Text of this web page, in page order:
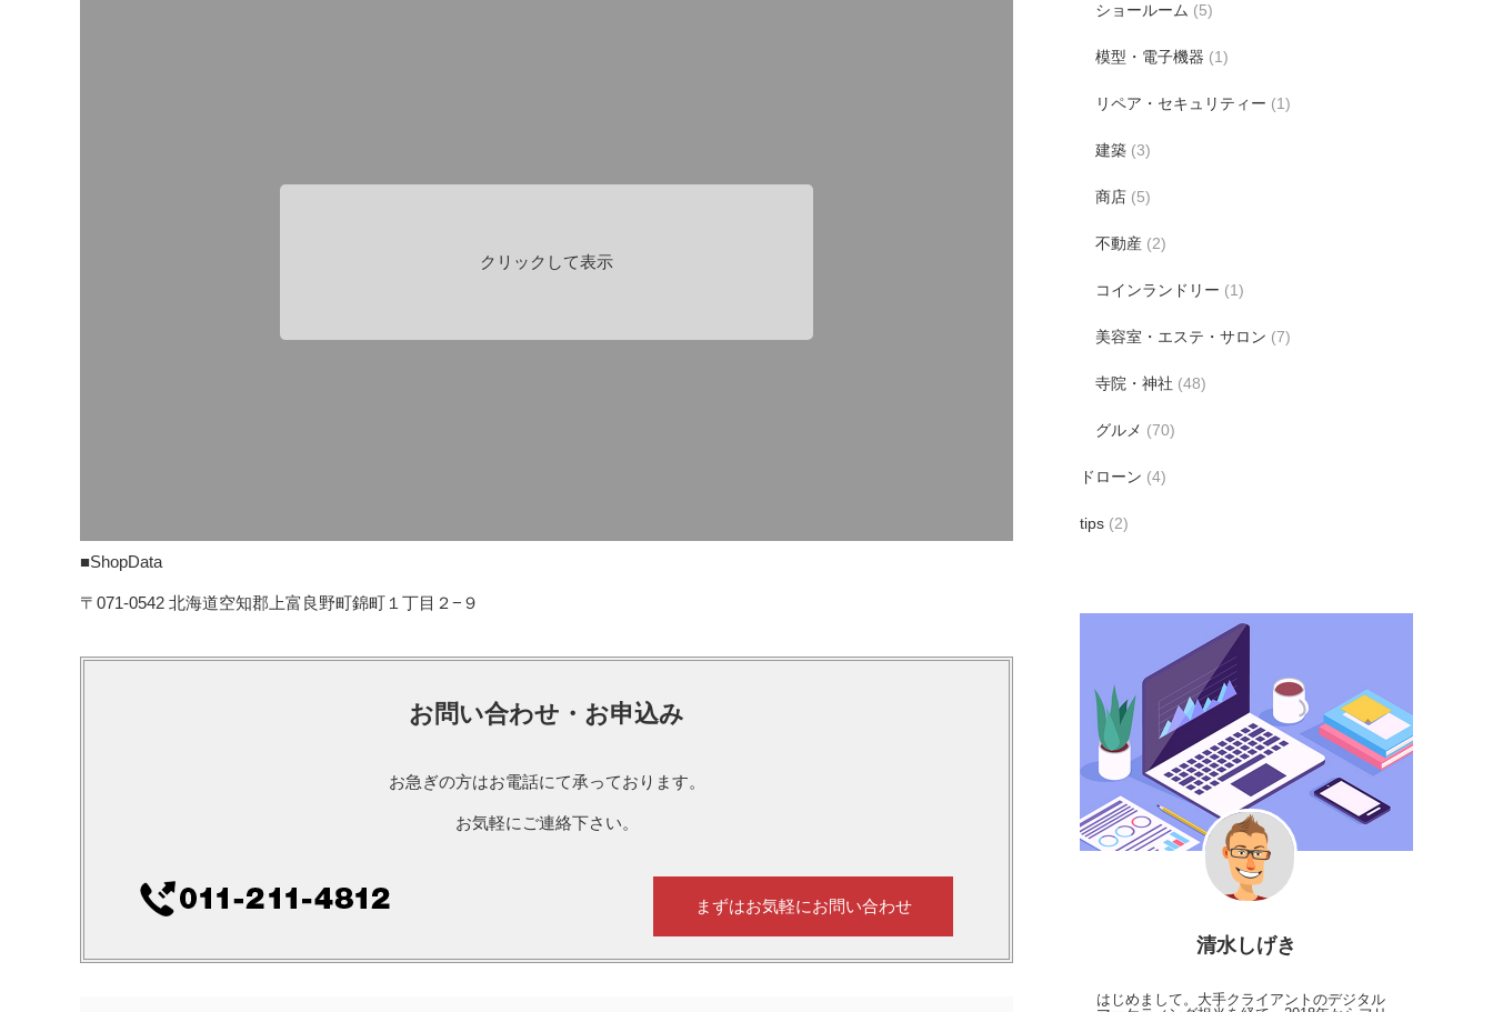
クリックして表示
■ShopData
〒071-0542 北海道空知郡上富良野町錦町１丁目２−９
お問い合わせ・お申込み
お急ぎの方はお電話にて承っております。
お気軽にご連絡下さい。
まずはお気軽にお問い合わせ
ショールーム (5)
模型・電子機器 (1)
リペア・セキュリティー (1)
建築 (3)
商店 (5)
不動産 (2)
コインランドリー (1)
美容室・エステ・サロン (7)
寺院・神社 (48)
グルメ (70)
ドローン (4)
tips (2)
清水しげき
はじめまして。大手クライアントのデジタル